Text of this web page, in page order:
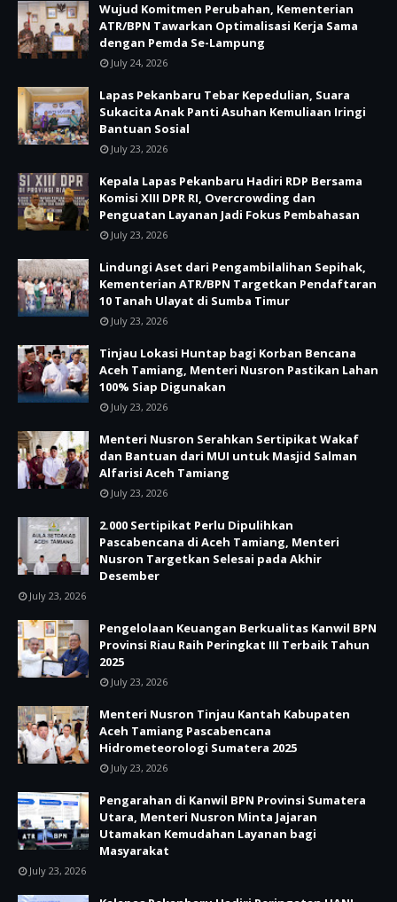
Wujud Komitmen Perubahan, Kementerian
ATR/BPN Tawarkan Optimalisasi Kerja Sama
dengan Pemda Se-Lampung
July 24, 2026
Lapas Pekanbaru Tebar Kepedulian, Suara
Sukacita Anak Panti Asuhan Kemuliaan Iringi
Bantuan Sosial
July 23, 2026
Kepala Lapas Pekanbaru Hadiri RDP Bersama
Komisi XIII DPR RI, Overcrowding dan
Penguatan Layanan Jadi Fokus Pembahasan
July 23, 2026
Lindungi Aset dari Pengambilalihan Sepihak,
Kementerian ATR/BPN Targetkan Pendaftaran
10 Tanah Ulayat di Sumba Timur
July 23, 2026
Tinjau Lokasi Huntap bagi Korban Bencana
Aceh Tamiang, Menteri Nusron Pastikan Lahan
100% Siap Digunakan
July 23, 2026
Menteri Nusron Serahkan Sertipikat Wakaf
dan Bantuan dari MUI untuk Masjid Salman
Alfarisi Aceh Tamiang
July 23, 2026
2.000 Sertipikat Perlu Dipulihkan
Pascabencana di Aceh Tamiang, Menteri
Nusron Targetkan Selesai pada Akhir
Desember
July 23, 2026
Pengelolaan Keuangan Berkualitas Kanwil BPN
Provinsi Riau Raih Peringkat III Terbaik Tahun
2025
July 23, 2026
Menteri Nusron Tinjau Kantah Kabupaten
Aceh Tamiang Pascabencana
Hidrometeorologi Sumatera 2025
July 23, 2026
Pengarahan di Kanwil BPN Provinsi Sumatera
Utara, Menteri Nusron Minta Jajaran
Utamakan Kemudahan Layanan bagi
Masyarakat
July 23, 2026